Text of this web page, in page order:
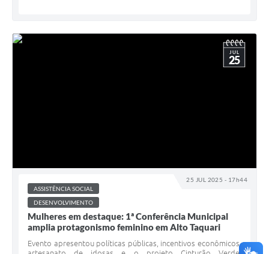
25 JUL 2025 - 17h44
JUL
25
ASSISTÊNCIA SOCIAL
DESENVOLVIMENTO
Mulheres em destaque: 1ª Conferência Municipal
amplia protagonismo feminino em Alto Taquari
Evento apresentou políticas públicas, incentivos econômicos,